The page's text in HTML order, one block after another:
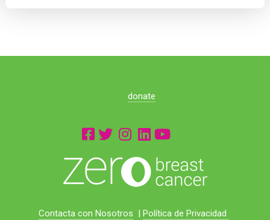
donate
Contacta con Nosotros | Política de Privacidad